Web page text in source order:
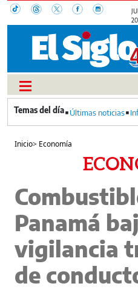
Últimas noticias
Inicio> Economía
Panamá
vigilancia
de